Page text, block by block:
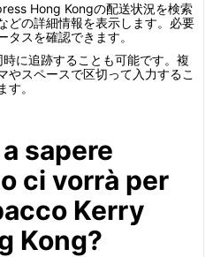
Hong Kongの配送状況を検索
どの詳細情報を表示します。必要
スを確認できます。
に追跡することも可能です。複
やスペースで区切って入力するこ
。
sapere
ci vorrà per
Kerry
Kong?